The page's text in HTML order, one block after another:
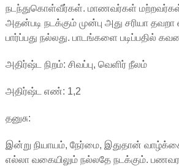
நடந்துகொள்வீர்கள். மாணவர்கள் மற்றவர்கள்
அதன்படி நடக்கும் முன்பு அது சரியா
பார்ப்பது நல்லது. பாடங்களை படிப்பதில்
அதிர்ஷ்ட நிறம்: சிவப்பு, வெளிர் நீலம்
அதிர்ஷ்ட எண்: 1,2
தனுசு:
இன்று நியாயம், நேர்மை, இதுதான்
எல்லா வகையிலும் நல்லதே நடக்கும்.